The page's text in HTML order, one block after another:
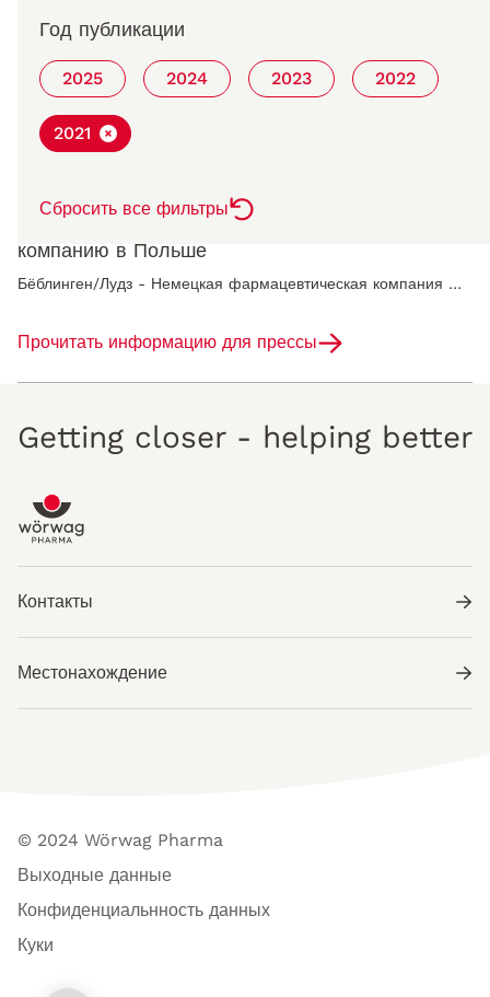
Год публикации
2025 2024 2023 2022
2021
Сбросить все фильтры
Фрица Вёрвага 2021 года
Прочитать информацию для прессы
Wörwag Pharma приобретает производственную
компанию в Польше
Бёблинген/Лудз - Немецкая фармацевтическая компания Wörwag Pharma GmbH & Co. KG объявляет о приобретении компании Sensilab, контрактного производителя…
Прочитать информацию для прессы
Getting closer - helping better
Контакты
Местонахождение
© 2024 Wörwag Pharma
Выходные данные
Конфиденциальнность данных
Куки